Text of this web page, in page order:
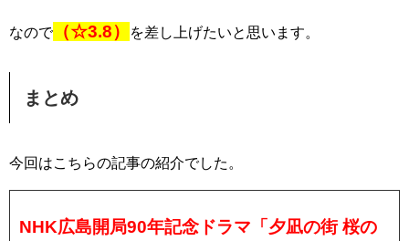
なので （☆3.8） を差し上げたいと思います。
まとめ
今回はこちらの記事の紹介でした。
NHK広島開局90年記念ドラマ「夕凪の街 桜の